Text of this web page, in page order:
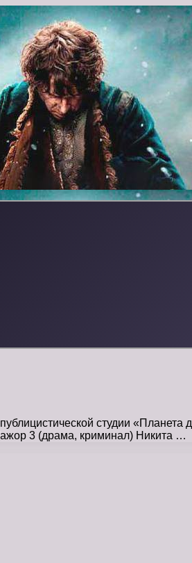
студии
3 (драма, криминал) Никита …